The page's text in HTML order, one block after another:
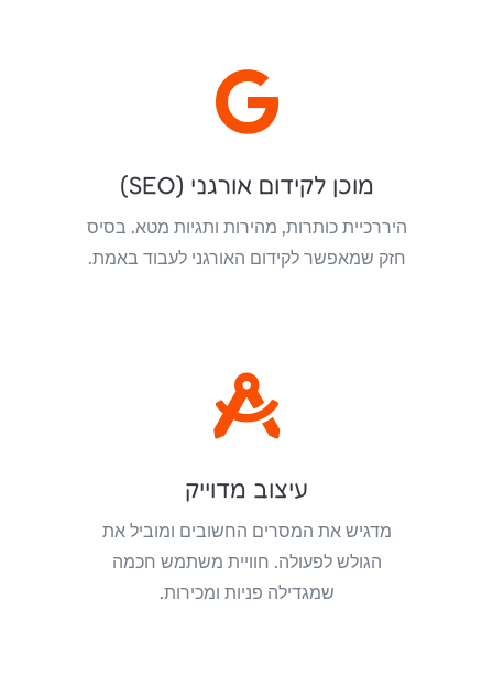

מוכן לקידום אורגני (SEO)
היררכיית כותרות, מהירות ותגיות מטא. בסיס
חזק שמאפשר לקידום האורגני לעבוד באמת.

עיצוב מדוייק
מדגיש את המסרים החשובים ומוביל את
הגולש לפעולה. חוויית משתמש חכמה
שמגדילה פניות ומכירות.